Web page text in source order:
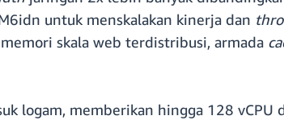
untuk menskalakan kinerja dan
skala web terdistribusi, armada
logam, memberikan hingga 128 vCPU